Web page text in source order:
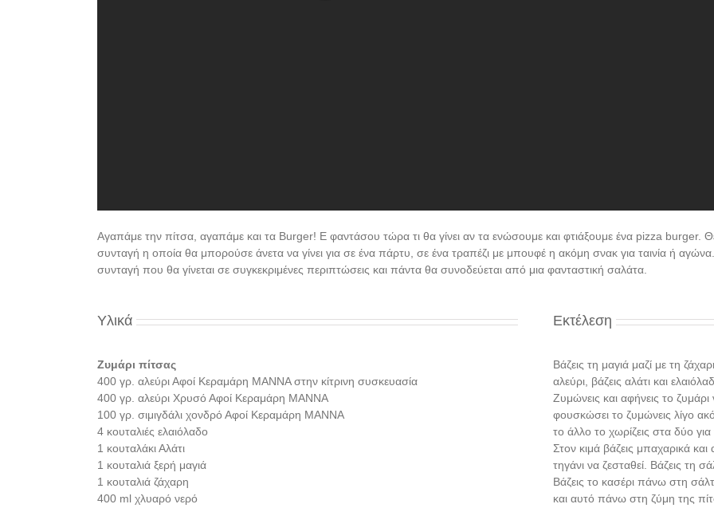
Αγαπάμε την πίτσα, αγαπάμε και τα Burger! Ε φαντάσου τώρα τι θα γίνει αν τα ενώσουμε και φτιάξουμε ένα pizza burger.
συνταγή η οποία θα μπορούσε άνετα να γίνει για σε ένα πάρτυ, σε ένα τραπέζι με μπουφέ η ακόμη σνακ για ταινία ή
συνταγή που θα γίνεται σε συγκεκριμένες περιπτώσεις και πάντα θα συνοδεύεται από μια φανταστική σαλάτα.
Υλικά
Ζυμάρι πίτσας
400 γρ. αλεύρι Αφοί Κεραμάρη ΜΑΝΝΑ στην κίτρινη συσκευασία
400 γρ. αλεύρι Χρυσό Αφοί Κεραμάρη ΜΑΝΝΑ
100 γρ. σιμιγδάλι χονδρό Αφοί Κεραμάρη ΜΑΝΝΑ
4 κουταλιές ελαιόλαδο
1 κουταλάκι Αλάτι
1 κουταλιά ξερή μαγιά
1 κουταλιά ζάχαρη
400 ml χλυαρό νερό
Εκτέλεση
Βάζεις τη μαγιά μαζί με τη
αλεύρι, βάζεις αλάτι και
Ζυμώνεις και αφήνεις το
φουσκώσει το ζυμώνεις λίγο
το άλλο το χωρίζεις στα δύο
Στον κιμά βάζεις μπαχαρικά και
τηγάνι να ζεσταθεί. Βάζεις τη
Βάζεις το κασέρι πάνω στη
και αυτό πάνω στη ζύμη της